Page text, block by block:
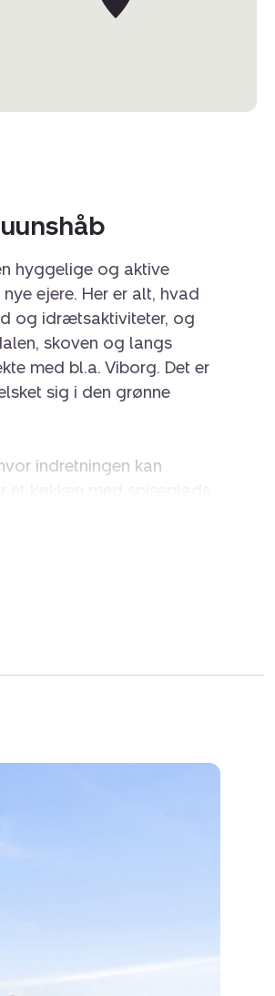
hyggelige og aktive
ejere. Her er alt, hvad
og idrætsaktiviteter, og
skoven og langs
med bl.a. Viborg. Det er
sig i den grønne
indretningen kan
byder ligeledes på to
ejendommen hører
for “hjem”. Bruunshåb
her kommer I ikke til at
Huset ligger også godt
som I kan følge få